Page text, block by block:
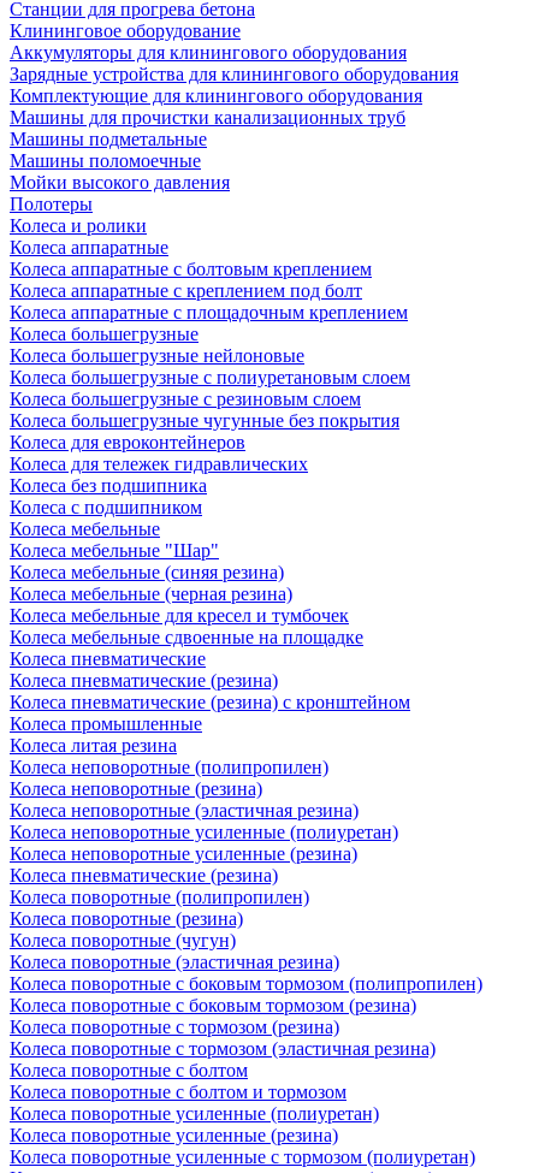
Станции для прогрева бетона
Клининговое оборудование
Аккумуляторы для клинингового оборудования
Зарядные устройства для клинингового оборудования
Комплектующие для клинингового оборудования
Машины для прочистки канализационных труб
Машины подметальные
Машины поломоечные
Мойки высокого давления
Полотеры
Колеса и ролики
Колеса аппаратные
Колеса аппаратные с болтовым креплением
Колеса аппаратные с креплением под болт
Колеса аппаратные с площадочным креплением
Колеса большегрузные
Колеса большегрузные нейлоновые
Колеса большегрузные с полиуретановым слоем
Колеса большегрузные с резиновым слоем
Колеса большегрузные чугунные без покрытия
Колеса для евроконтейнеров
Колеса для тележек гидравлических
Колеса без подшипника
Колеса с подшипником
Колеса мебельные
Колеса мебельные "Шар"
Колеса мебельные (синяя резина)
Колеса мебельные (черная резина)
Колеса мебельные для кресел и тумбочек
Колеса мебельные сдвоенные на площадке
Колеса пневматические
Колеса пневматические (резина)
Колеса пневматические (резина) с кронштейном
Колеса промышленные
Колеса литая резина
Колеса неповоротные (полипропилен)
Колеса неповоротные (резина)
Колеса неповоротные (эластичная резина)
Колеса неповоротные усиленные (полиуретан)
Колеса неповоротные усиленные (резина)
Колеса пневматические (резина)
Колеса поворотные (полипропилен)
Колеса поворотные (резина)
Колеса поворотные (чугун)
Колеса поворотные (эластичная резина)
Колеса поворотные c боковым тормозом (полипропилен)
Колеса поворотные c боковым тормозом (резина)
Колеса поворотные c тормозом (резина)
Колеса поворотные c тормозом (эластичная резина)
Колеса поворотные с болтом
Колеса поворотные с болтом и тормозом
Колеса поворотные усиленные (полиуретан)
Колеса поворотные усиленные (резина)
Колеса поворотные усиленные с тормозом (полиуретан)